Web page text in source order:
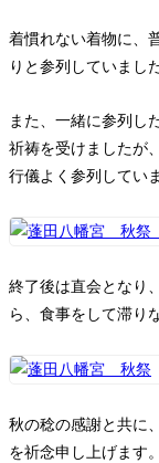
着慣れない着物に、
りと参列していました
また、一緒に参列し
祈祷を受けましたが
行儀よく参列してい
終了後は直会となり
ら、食事をして滞り
秋の稔の感謝と共に
を祈念申し上げます。